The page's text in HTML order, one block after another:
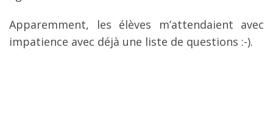
Apparemment, les élèves m’attendaient avec
impatience avec déjà une liste de questions :-).